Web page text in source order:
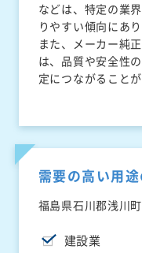
などは、特定の業
りやすい傾向にあり
また、メーカー純
は、品質や安全性
定につながることが
需要の高い用
福島県石川郡浅川町
建設業